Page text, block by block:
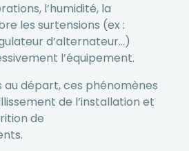
l’humidité, la
les surtensions (ex :
d’alternateur…)
l’équipement.
au départ, ces phénomènes
de l’installation et
de